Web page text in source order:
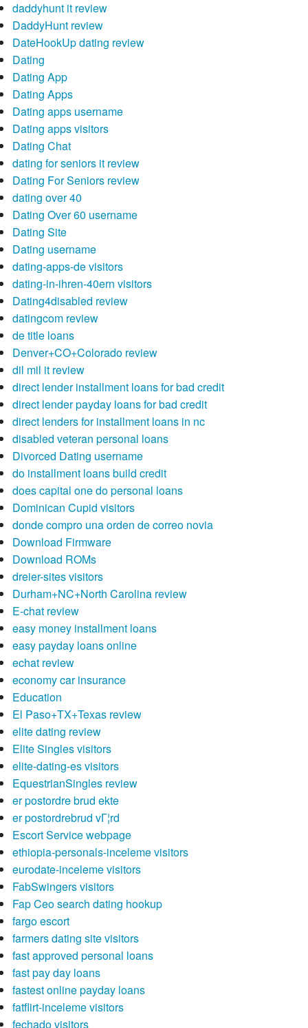
daddyhunt it review
DaddyHunt review
DateHookUp dating review
Dating
Dating App
Dating Apps
Dating apps username
Dating apps visitors
Dating Chat
dating for seniors it review
Dating For Seniors review
dating over 40
Dating Over 60 username
Dating Site
Dating username
dating-apps-de visitors
dating-in-ihren-40ern visitors
Dating4disabled review
datingcom review
de title loans
Denver+CO+Colorado review
dil mil it review
direct lender installment loans for bad credit
direct lender payday loans for bad credit
direct lenders for installment loans in nc
disabled veteran personal loans
Divorced Dating username
do installment loans build credit
does capital one do personal loans
Dominican Cupid visitors
donde compro una orden de correo novia
Download Firmware
Download ROMs
dreier-sites visitors
Durham+NC+North Carolina review
E-chat review
easy money installment loans
easy payday loans online
echat review
economy car insurance
Education
El Paso+TX+Texas review
elite dating review
Elite Singles visitors
elite-dating-es visitors
EquestrianSingles review
er postordre brud ekte
er postordrebrud vГ¦rd
Escort Service webpage
ethiopia-personals-inceleme visitors
eurodate-inceleme visitors
FabSwingers visitors
Fap Ceo search dating hookup
fargo escort
farmers dating site visitors
fast approved personal loans
fast pay day loans
fastest online payday loans
fatflirt-inceleme visitors
fechado visitors